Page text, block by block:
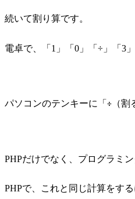
続いて割り算です。
電卓で、「1」「0」「÷」「3
パソコンのテンキーに「 ÷ （
PHPだけでなく、プログラミ
PHPで、これと同じ計算をす